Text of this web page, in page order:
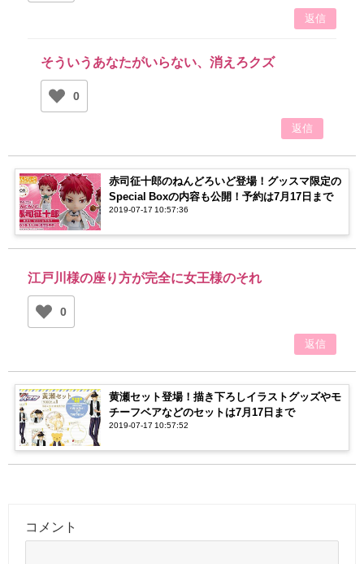
返信
そういうあなたがいらない、消えろクズ
0
返信
赤司征十郎のねんどろいど登場！グッスマ限定の
Special Boxの内容も公開！予約は7月17日まで
2019-07-17 10:57:36
江戸川様の座り方が完全に女王様のそれ
0
返信
黄瀬セット登場！描き下ろしイラストグッズやモ
チーフベアなどのセットは7月17日まで
2019-07-17 10:57:52
コメント